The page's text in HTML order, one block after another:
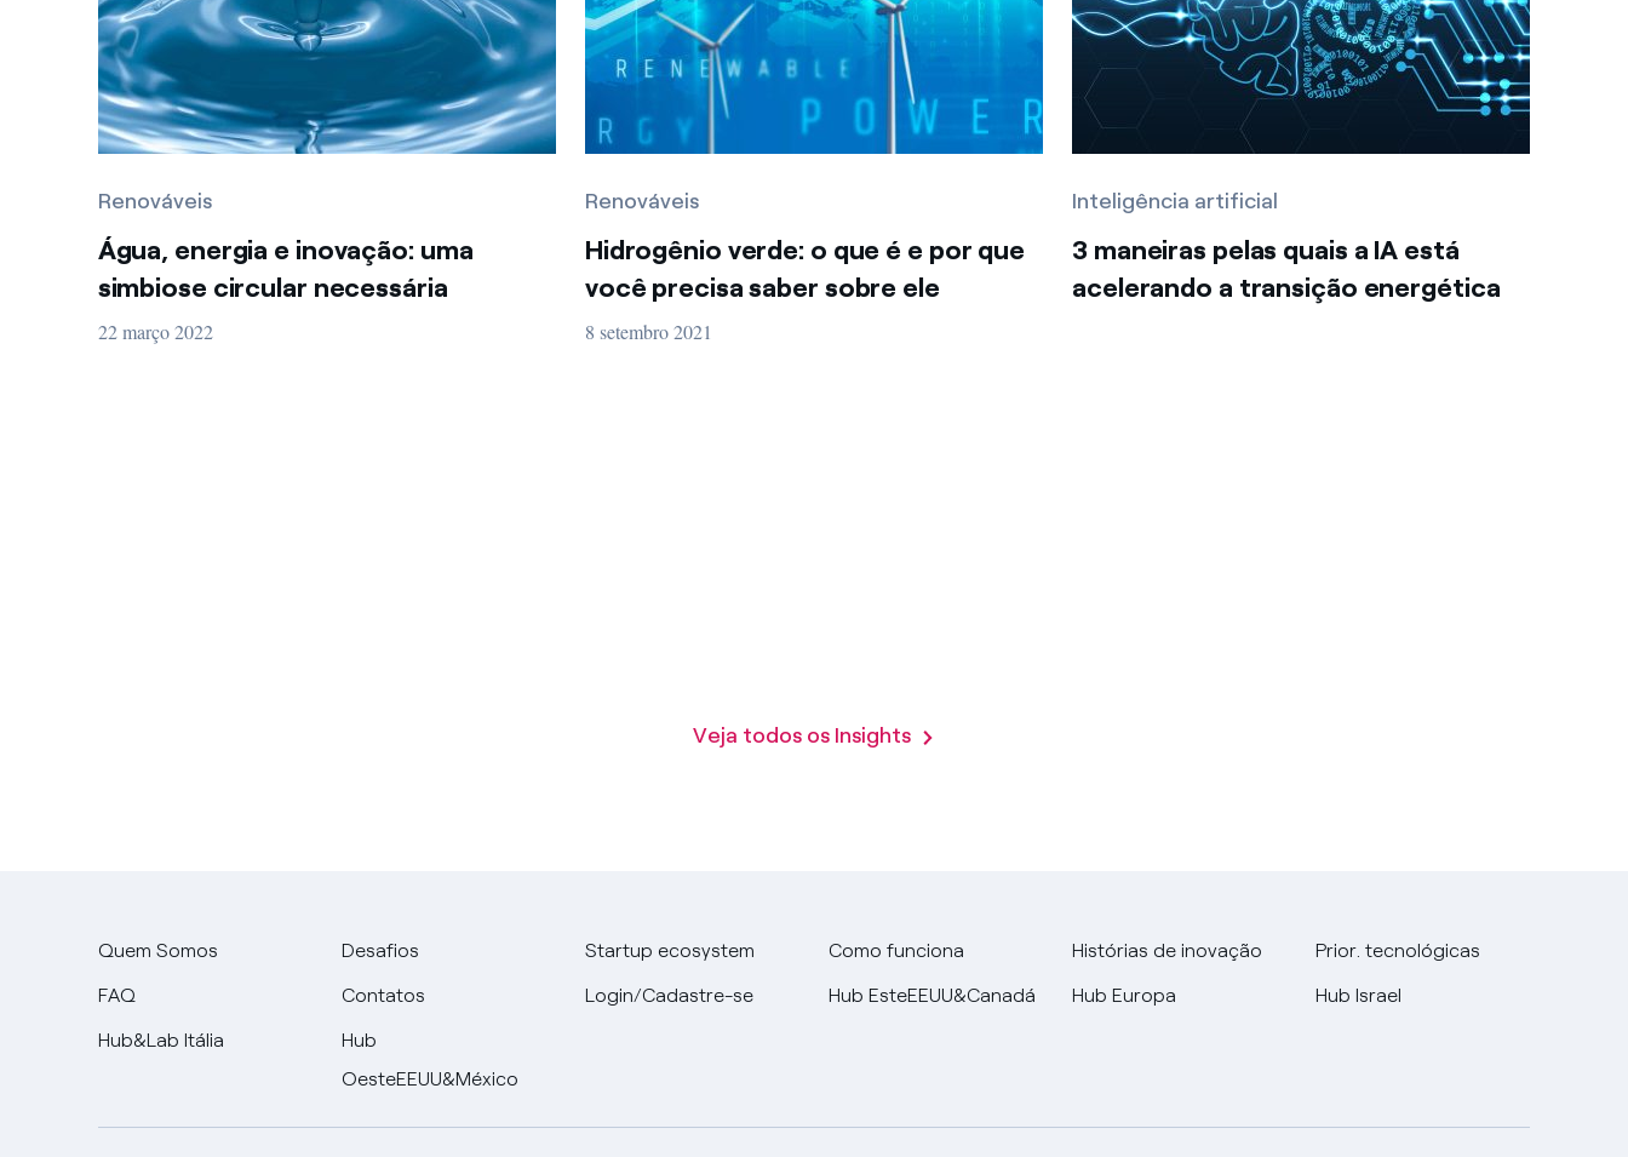
Renováveis
Água, energia e inovação: uma
simbiose circular necessária
22 março 2022
Renováveis
Hidrogênio verde: o que é e por que
você precisa saber sobre ele
8 setembro 2021
Inteligência artificial
3 maneiras pelas quais a IA está
acelerando a transição energética
Veja todos os Insights
Quem Somos Desafios Startup ecosystem Como funciona Histórias de inovação
Prior. tecnológicas
FAQ
Contatos Login/Cadastre-se Hub EsteEEUU&Canadá Hub Europa
Hub Israel
Hub&Lab Itália
Hub
OesteEEUU&México
Portugués (BR)